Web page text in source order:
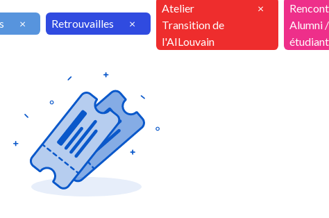
× Retrouvailles ×
Atelier
Transition de
l'AILouvain
×
Alumni /